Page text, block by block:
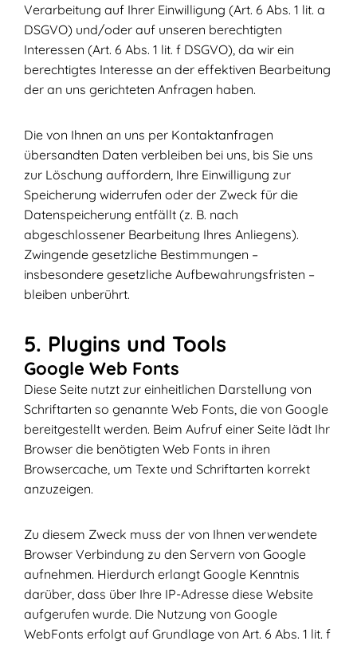
Verarbeitung auf Ihrer Einwilligung (Art. 6 Abs. 1 lit. a
DSGVO) und/oder auf unseren berechtigten
Interessen (Art. 6 Abs. 1 lit. f DSGVO), da wir ein
berechtigtes Interesse an der effektiven Bearbeitung
der an uns gerichteten Anfragen haben.
Die von Ihnen an uns per Kontaktanfragen
übersandten Daten verbleiben bei uns, bis Sie uns
zur Löschung auffordern, Ihre Einwilligung zur
Speicherung widerrufen oder der Zweck für die
Datenspeicherung entfällt (z. B. nach
abgeschlossener Bearbeitung Ihres Anliegens).
Zwingende gesetzliche Bestimmungen –
insbesondere gesetzliche Aufbewahrungsfristen –
bleiben unberührt.
5. Plugins und Tools
Google Web Fonts
Diese Seite nutzt zur einheitlichen Darstellung von
Schriftarten so genannte Web Fonts, die von Google
bereitgestellt werden. Beim Aufruf einer Seite lädt Ihr
Browser die benötigten Web Fonts in ihren
Browsercache, um Texte und Schriftarten korrekt
anzuzeigen.
Zu diesem Zweck muss der von Ihnen verwendete
Browser Verbindung zu den Servern von Google
aufnehmen. Hierdurch erlangt Google Kenntnis
darüber, dass über Ihre IP-Adresse diese Website
aufgerufen wurde. Die Nutzung von Google
WebFonts erfolgt auf Grundlage von Art. 6 Abs. 1 lit. f